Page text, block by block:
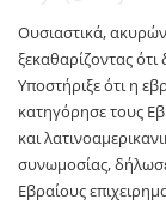
Ουσιαστικά,
ξεκαθαρίζοντας
Υποστήριξε ότι η
κατηγόρησε τους
και
συνωμοσίας,
Εβραίους